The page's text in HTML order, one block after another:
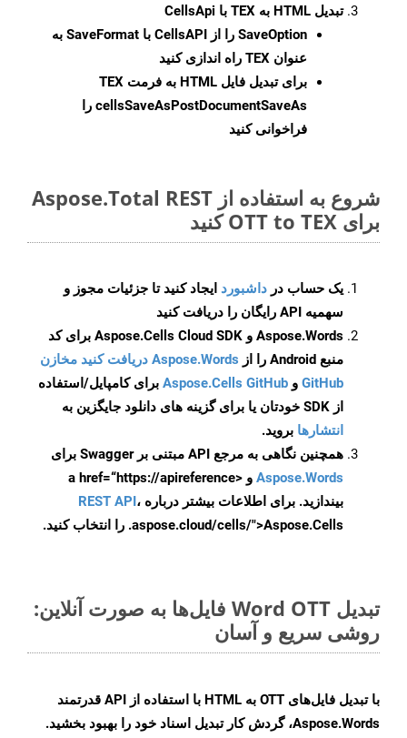
تبدیل HTML به TEX با CellsApi
SaveOption
را از CellsAPI با SaveFormat به
عنوان TEX راه اندازی کنید
برای تبدیل فایل HTML به فرمت
TEX
cellsSaveAsPostDocumentSaveAs را
فراخوانی کنید
شروع به استفاده از Aspose.Total REST
برای OTT to TEX کنید
یک حساب در داشبورد ایجاد کنید تا جزئیات مجوز و
سهمیه API رایگان را دریافت کنید
Aspose.Words و Aspose.Cells Cloud SDK برای کد
منبع Android را از
Aspose.Words دریافت کنید مخازن
GitHub و Aspose.Cells GitHub برای کامپایل/استفاده
از SDK خودتان یا برای گزینه های دانلود جایگزین به
انتشارها بروید.
همچنین نگاهی به مرجع API مبتنی بر Swagger برای
Aspose.Words
و <a href=“https://apireference
بیندازید. برای اطلاعات بیشتر درباره REST API،
.aspose.cloud/cells/">Aspose.Cells را انتخاب کنید.
تبدیل Word OTT فایل‌ها به صورت آنلاین:
روشی سریع و آسان
با تبدیل فایل‌های OTT به HTML با استفاده از API قدرتمند
Aspose.Words، گردش کار تبدیل اسناد خود را بهبود بخشید.